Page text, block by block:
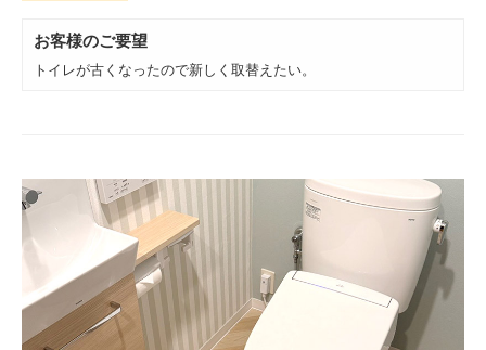
お客様のご要望
トイレが古くなったので新しく取替えたい。